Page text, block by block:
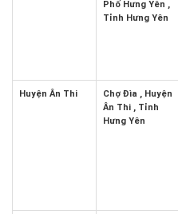
Phố Hưng Yên ,
Tỉnh Hưng Yên
Huyện Ân Thi
Chợ Đìa , Huyện
Ân Thi , Tỉnh
Hưng Yên